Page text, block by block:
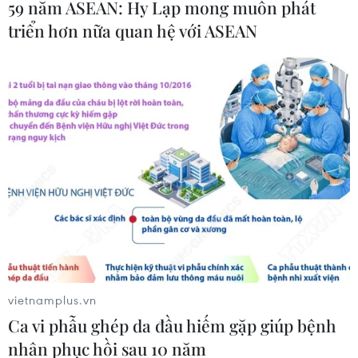
Đội tuyển Nữ Việt Nam-Quán quân về
lòng quả cảm và ý chí kiên cường
27/07/2023 10:51
Dù kết quả chung cuộc nghiêng về phía Đội tuyển Bồ
Đào Nha với tỷ số 2-0, nhưng với những người hâm mộ,
điều đó không làm giảm nhiệt huyết, sự cuồng nhiệt và
tình yêu tha thiết của họ.
59 năm ASEAN: Hy Lạp mong muốn phát
triển hơn nữa quan hệ với ASEAN
vietnamplus.vn
Ca vi phẫu ghép da đầu hiếm gặp giúp bệnh
nhân phục hồi sau 10 năm